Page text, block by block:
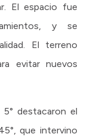
El espacio fue
y se
El terreno
evitar nuevos
5° destacaron el
que intervino